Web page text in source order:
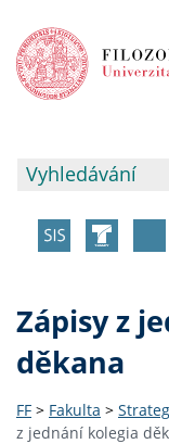
Zápisy z
děkana
FF > Fakulta >
z jednání kolegia